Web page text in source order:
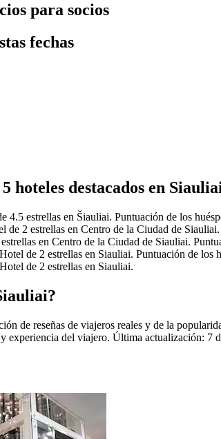
para socios
fechas
hoteles destacados en
4.5 estrellas en Šiauliai. Puntuación de los
2 estrellas en Centro de la Ciudad de
en Centro de la Ciudad de Siauliai.
de 2 estrellas en Siauliai. Puntuación de los
de 2 estrellas en Siauliai.
de reseñas de viajeros reales y de la
experiencia del viajero. Última actualización: 7